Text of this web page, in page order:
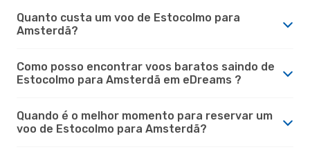
Quanto custa um voo de Estocolmo para
Amsterdã?
Como posso encontrar voos baratos saindo de
Estocolmo para Amsterdã em eDreams ?
Quando é o melhor momento para reservar um
voo de Estocolmo para Amsterdã?